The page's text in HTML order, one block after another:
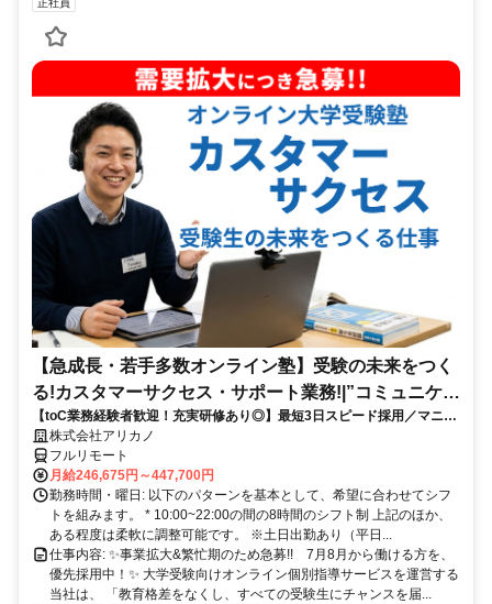
【急成長・若手多数オンライン塾】受験の未来をつく
る!カスタマーサクセス・サポート業務!|”コミュニケー
ション”が好きな方!|「フルリモート勤務」
【toC業務経験者歓迎！充実研修あり◎】最短3日スピード採用／マニュ
アル化が進んでいて、迷わず働ける環境です！
株式会社アリカノ
フルリモート
月給246,675円～447,700円
勤務時間・曜日: 以下のパターンを基本として、希望に合わせてシフ
トを組みます。 * 10:00~22:00の間の8時間のシフト制 上記のほか、
ある程度は柔軟に調整可能です。 ※土日出勤あり（平日...
仕事内容: ✨️事業拡大&繁忙期のため急募!! 7月8月から働ける方を、
優先採用中！✨️ 大学受験向けオンライン個別指導サービスを運営する
当社は、 「教育格差をなくし、すべての受験生にチャンスを届...